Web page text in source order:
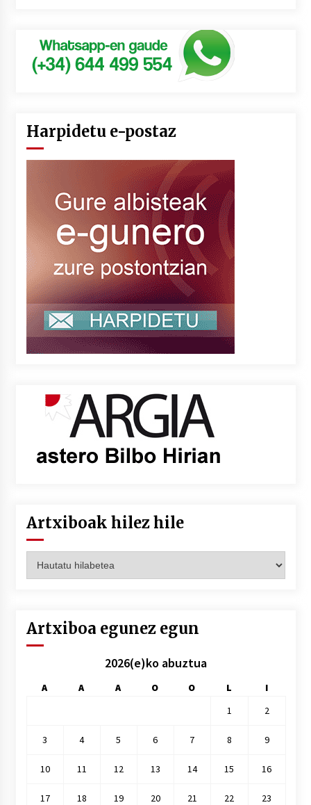
Harpidetu e-postaz
Artxiboak hilez hile
hilez
Artxiboa egunez egun
2026(e)ko abuztua
A A A O O L
I
1
2
3 4 5 6 7 8 9
10 11 12 13 14 15 16
17 18 19 20 21 22 23